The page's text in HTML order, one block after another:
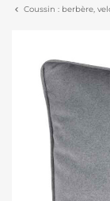
Coussin : berbère,